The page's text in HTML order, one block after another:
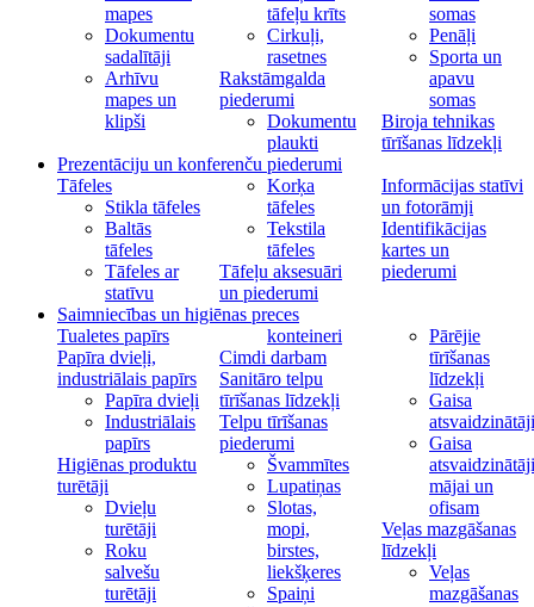
mapes
Dokumentu
sadalītāji
Arhīvu
mapes un
klipši
tāfeļu krīts
Cirkuļi,
rasetnes
Rakstāmgalda
piederumi
Dokumentu
plaukti
somas
Penāļi
Sporta un
apavu
somas
Biroja tehnikas
tīrīšanas līdzekļi
Prezentāciju un konferenču piederumi
Tāfeles
Stikla tāfeles
Baltās
tāfeles
Tāfeles ar
statīvu
Korķa
tāfeles
Tekstila
tāfeles
Tāfeļu aksesuāri
un piederumi
Informācijas statīvi
un fotorāmji
Identifikācijas
kartes un
piederumi
Saimniecības un higiēnas preces
Tualetes papīrs
Papīra dvieļi,
industriālais papīrs
Papīra dvieļi
Industriālais
papīrs
Higiēnas produktu
turētāji
Dvieļu
turētāji
Roku
salvešu
turētāji
konteineri
Cimdi darbam
Sanitāro telpu
tīrīšanas līdzekļi
Telpu tīrīšanas
piederumi
Švammītes
Lupatiņas
Slotas,
mopi,
birstes,
liekšķeres
Spaiņi
Pārējie
tīrīšanas
līdzekļi
Gaisa
atsvaidzinātāji
Gaisa
atsvaidzinātāji
mājai un
ofisam
Veļas mazgāšanas
līdzekļi
Veļas
mazgāšanas